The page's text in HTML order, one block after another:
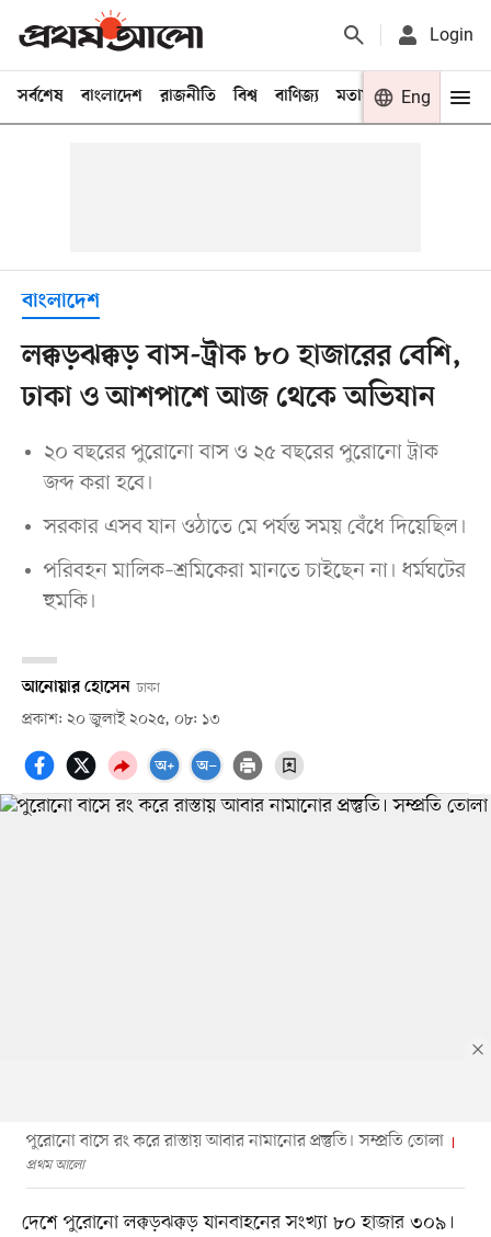
Login
সর্বশেষ বাংলাদেশ রাজনীতি বিশ্ব বাণিজ্য মতামত খেলা
Eng
বাংলাদেশ
লক্কড়ঝক্কড় বাস-ট্রাক ৮০ হাজারের বেশি,
ঢাকা ও আশপাশে আজ থেকে অভিযান
২০ বছরের পুরোনো বাস ও ২৫ বছরের পুরোনো ট্রাক
জব্দ করা হবে।
সরকার এসব যান ওঠাতে মে পর্যন্ত সময় বেঁধে দিয়েছিল।
পরিবহন মালিক–শ্রমিকেরা মানতে চাইছেন না। ধর্মঘটের
হুমকি।
আনোয়ার হোসেন ঢাকা
প্রকাশ: ২০ জুলাই ২০২৫, ০৮: ১৩
পুরোনো বাসে রং করে রাস্তায় আবার নামানোর প্রস্তুতি। সম্প্রতি তোলা
প্রথম আলো
দেশে পুরোনো লক্কড়ঝক্কড় যানবাহনের সংখ্যা ৮০ হাজার ৩০৯।